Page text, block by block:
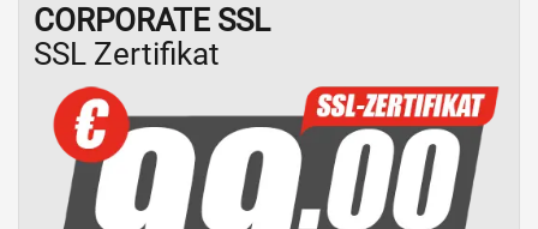
CORPORATE SSL
SSL Zertifikat